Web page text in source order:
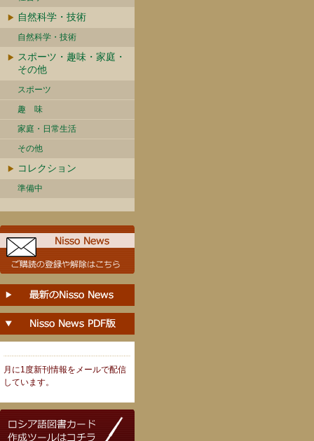
自然科学・技術
自然科学・技術
スポーツ・趣味・家庭・
その他
スポーツ
趣 味
家庭・日常生活
その他
コレクション
準備中
月に1度新刊情報をメールで配信
しています。